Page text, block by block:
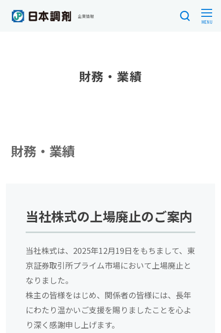
CLOSE
MENU
財務・業績
財務・業績
当社株式の上場廃止のご案内
当社株式は、2025年12月19日をもちまして、東
京証券取引所プライム市場において上場廃止と
なりました。
株主の皆様をはじめ、関係者の皆様には、長年
にわたり温かいご支援を賜りましたことを心よ
り深く感謝申し上げます。
企業情報